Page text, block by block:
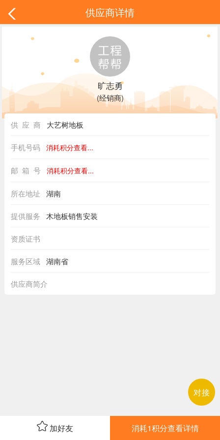
对接
供应商详情
旷志勇
(经销商)
供 应 商 大艺树地板
手机号码 消耗积分查看...
邮 箱 号 消耗积分查看...
所在地址 湖南
提供服务 木地板销售安装
资质证书
服务区域 湖南省
供应商简介
加好友 消耗1积分查看详情